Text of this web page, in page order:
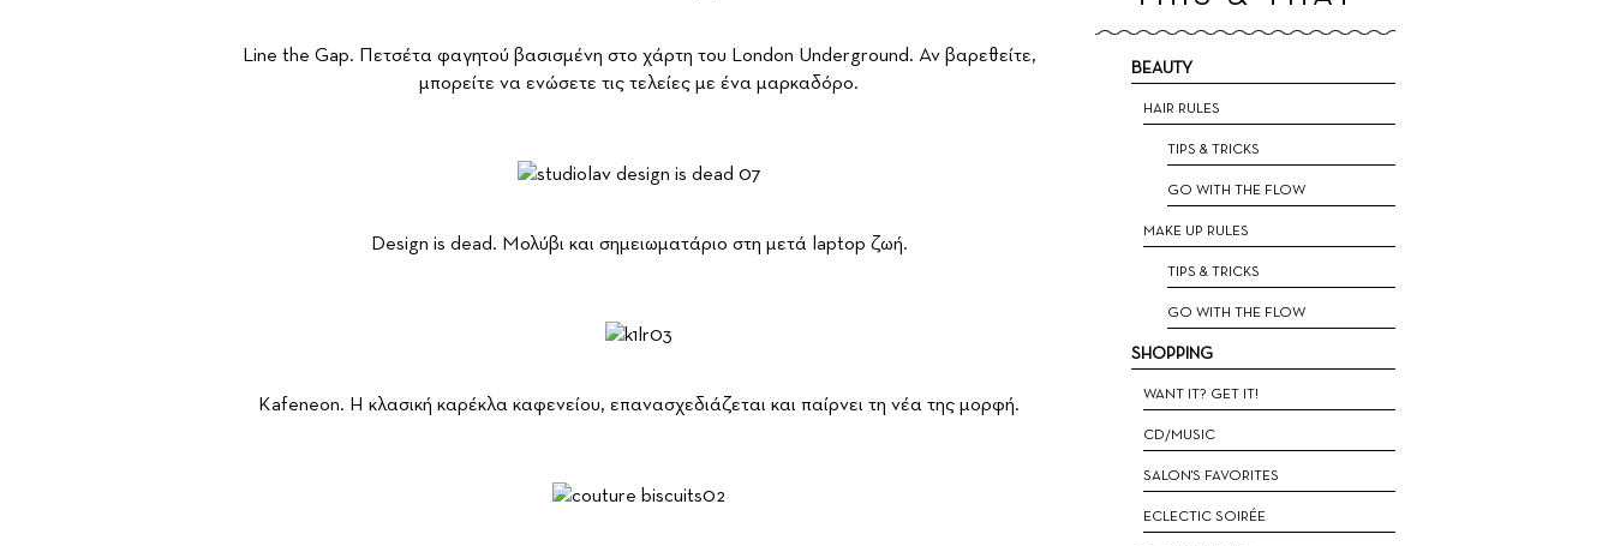
Line the Gap. Πετσέτα φαγητού βασισμένη στο χάρτη του London Underground. Αν βαρεθείτε,
μπορείτε να ενώσετε τις τελείες με ένα μαρκαδόρο.
Design is dead. Μολύβι και σημειωματάριο στη μετά laptop ζωή.
Kafeneon. H κλασική καρέκλα καφενείου, επανασχεδιάζεται και παίρνει τη νέα της μορφή.
BEAUTY
HAIR RULES
ΤIPS & TRICKS
GO WITH THE FLOW
MAKE UP RULES
TIPS & TRICKS
GO WITH THE FLOW
SHOPPING
WANT IT? GET IT!
CD/MUSIC
SALON'S FAVORITES
ECLECTIC SOIRÉE